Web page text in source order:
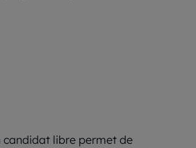
candidat libre permet de